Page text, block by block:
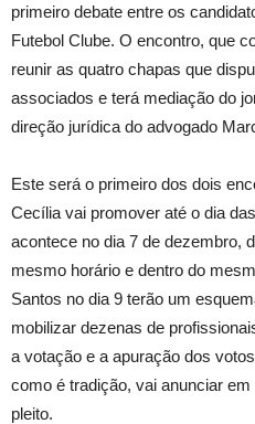
primeiro debate entre os
Futebol Clube. O encontro, que
reunir as quatro chapas que
associados e terá mediação do
direção jurídica do advogado
Este será o primeiro dos dois
Cecília vai promover até o dia
acontece no dia 7 de dezembro,
mesmo horário e dentro do
Santos no dia 9 terão um
mobilizar dezenas de
a votação e a apuração dos
como é tradição, vai anunciar
pleito.